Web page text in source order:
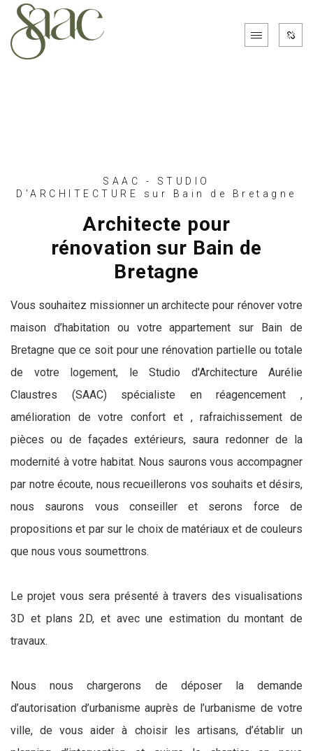
SAAC - STUDIO
D'ARCHITECTURE sur Bain de Bretagne
Architecte pour
rénovation sur Bain de
Bretagne
Vous souhaitez missionner un architecte pour rénover votre
maison d’habitation ou votre appartement sur Bain de
Bretagne que ce soit pour une rénovation partielle ou totale
de votre logement, le Studio d'Architecture Aurélie
Claustres (SAAC) spécialiste en réagencement ,
amélioration de votre confort et , rafraichissement de
pièces ou de façades extérieurs, saura redonner de la
modernité à votre habitat. Nous saurons vous accompagner
par notre écoute, nous recueillerons vos souhaits et désirs,
nous saurons vous conseiller et serons force de
propositions et par sur le choix de matériaux et de couleurs
que nous vous soumettrons.
Le projet vous sera présenté à travers des visualisations
3D et plans 2D, et avec une estimation du montant de
travaux.
Nous nous chargerons de déposer la demande
d’autorisation d’urbanisme auprès de l’urbanisme de votre
ville, de vous aider à choisir les artisans, d’établir un